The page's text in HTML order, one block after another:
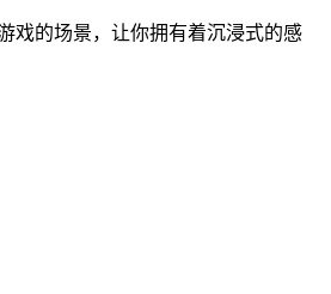
戏的场景，让你拥有着沉浸式的感